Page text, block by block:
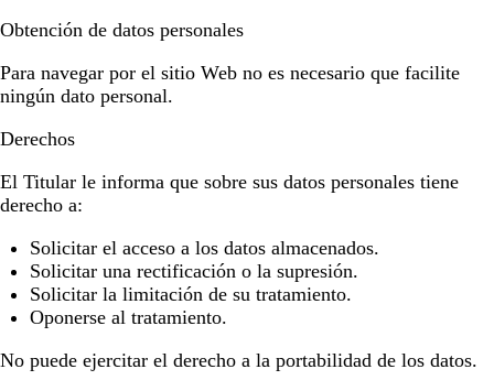
Obtención de datos personales
Para navegar por el sitio Web no es necesario que facilite
ningún dato personal.
Derechos
El Titular le informa que sobre sus datos personales tiene
derecho a:
Solicitar el acceso a los datos almacenados.
Solicitar una rectificación o la supresión.
Solicitar la limitación de su tratamiento.
Oponerse al tratamiento.
No puede ejercitar el derecho a la portabilidad de los datos.